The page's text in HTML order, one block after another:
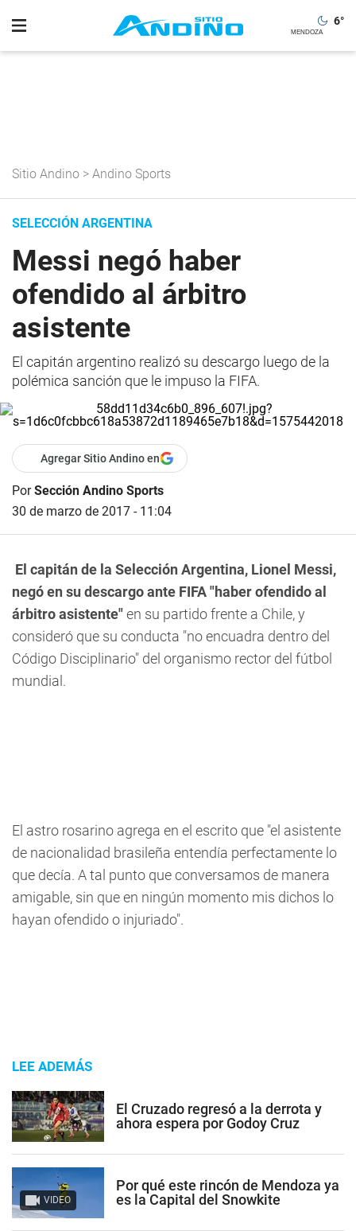
6°
Sitio Andino > Andino Sports
SELECCIÓN ARGENTINA
Messi negó haber
ofendido al árbitro
asistente
El capitán argentino realizó su descargo luego de la
polémica sanción que le impuso la FIFA.
Agregar Sitio Andino en
PorSección Andino Sports
30 de marzo de 2017 - 11:04
El capitán de la Selección Argentina, Lionel Messi,
negó en su descargo ante FIFA "haber ofendido al
árbitro asistente"en su partido frente a Chile, y
consideró que su conducta "no encuadra dentro del
Código Disciplinario" del organismo rector del fútbol
mundial.
El astro rosarino agrega en el escrito que "el asistente
de nacionalidad brasileña entendía perfectamente lo
que decía. A tal punto que conversamos de manera
amigable, sin que en ningún momento mis dichos lo
hayan ofendido o injuriado".
LEE ADEMÁS
El Cruzado regresó a la derrota y
ahora espera por Godoy Cruz
VIDEO
Por qué este rincón de Mendoza ya
es la Capital del Snowkite